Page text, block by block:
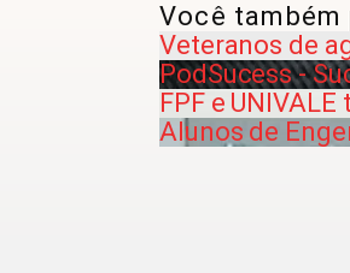
Você
Veteranos de
PodSucess -
FPF e
Alunos de